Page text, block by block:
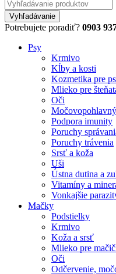
Potrebujete poradiť? 0903
Psy
Krmivo
Kĺby a kosti
Kozmetika pre
Mlieko pre
Oči
Podpora imunity
Poruchy
Poruchy trávenia
Srsť a koža
Uši
Ústna dutina a
Vitamíny a
Vonkajšie
Mačky
Podstielky
Krmivo
Koža a srsť
Mlieko pre
Oči
Odčervenie,